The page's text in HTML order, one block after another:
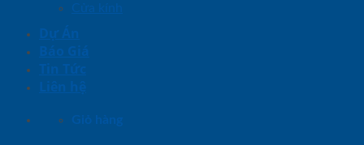
Cửa kính
Dự Án
Báo Giá
Tin Tức
Liên hệ
Giỏ hàng